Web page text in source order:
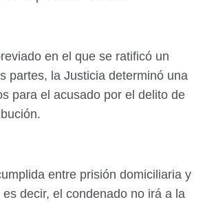
en el que se ratificó un
partes, la Justicia determinó una
para el acusado por el delito de
entre prisión domiciliaria y
es decir, el condenado no irá a la